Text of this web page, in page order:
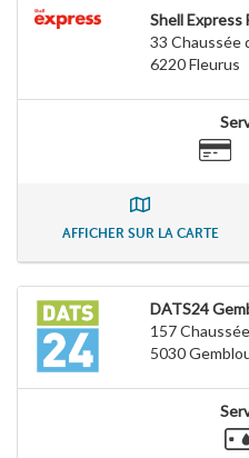
Shell Express
33 Chaussée
6220Fleurus
AFFICHER SUR LA CARTE
DATS24
157
5030